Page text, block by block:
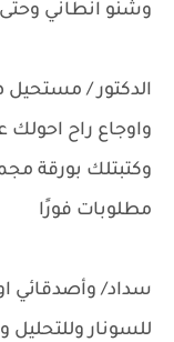
وشنو انطاني وحتى
الدكتور / مستحيل
واوجاع راح
وكتبتلك بورقة
مطلوبات فورًا
سداد/ وأصدقائي
للسونار وللتحليل